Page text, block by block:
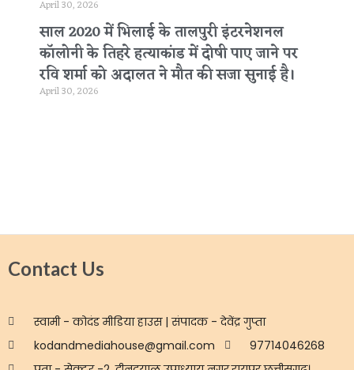
April 30, 2026
साल 2020 में भिलाई के तालपुरी इंटरनेशनल
कॉलोनी के तिहरे हत्याकांड में दोषी पाए जाने पर
रवि शर्मा को अदालत ने मौत की सजा सुनाई है।
April 30, 2026
Contact Us
स्वामी - कोदंड मीडिया हाउस | संपादक - देवेंद्र गुप्ता
kodandmediahouse@gmail.com
97714046268